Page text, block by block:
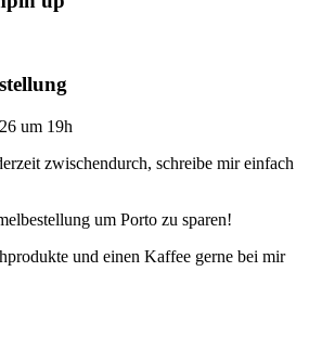
um 19h
zwischendurch, schreibe mir einfach
um Porto zu sparen!
und einen Kaffee gerne bei mir